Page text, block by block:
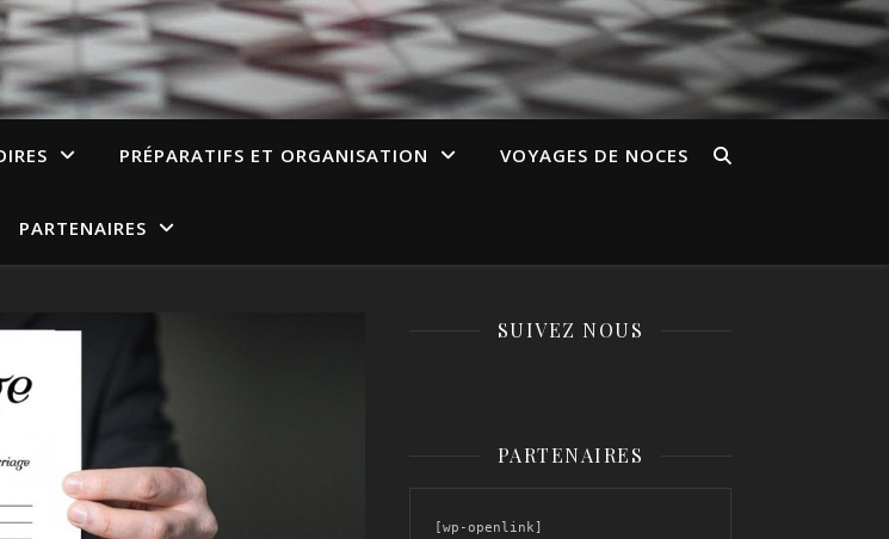
PRÉPARATIFS ET ORGANISATION VOYAGES DE NOCES
PARTENAIRES
SUIVEZ NOUS
PARTENAIRES
[wp-openlink]